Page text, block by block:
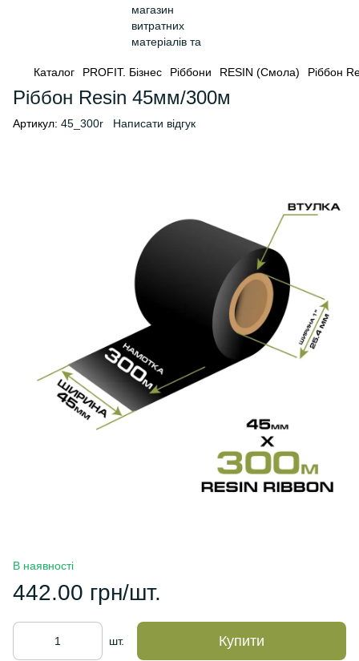
Каталог PROFIT. Бізнес Ріббони RESIN (Смола) Ріббон
Ріббон Resin 45мм/300м
Артикул: 45_300r Написати відгук
В наявності
442.00 грн/шт.
шт. Купити